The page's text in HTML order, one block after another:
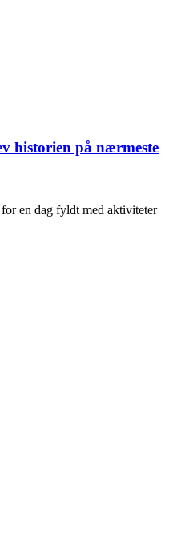
historien på nærmeste
en dag fyldt med aktiviteter